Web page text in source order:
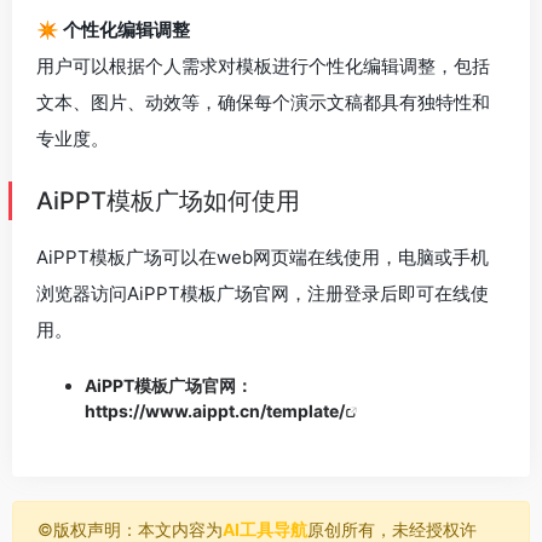
✴️ 个性化编辑调整
用户可以根据个人需求对模板进行个性化编辑调整，包括
文本、图片、动效等，确保每个演示文稿都具有独特性和
专业度。
AiPPT模板广场如何使用
AiPPT模板广场可以在web网页端在线使用，电脑或手机
浏览器访问AiPPT模板广场官网，注册登录后即可在线使
用。
AiPPT模板广场官网：
https://www.aippt.cn/template/
©️版权声明：本文内容为AI工具导航原创所有，未经授权许